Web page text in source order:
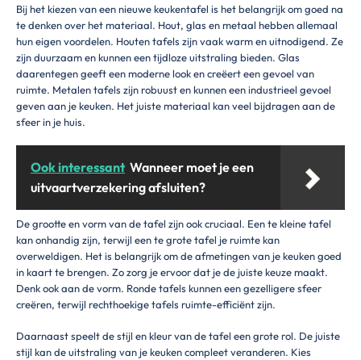
Bij het kiezen van een nieuwe keukentafel is het belangrijk om goed na
te denken over het materiaal. Hout, glas en metaal hebben allemaal
hun eigen voordelen. Houten tafels zijn vaak warm en uitnodigend. Ze
zijn duurzaam en kunnen een tijdloze uitstraling bieden. Glas
daarentegen geeft een moderne look en creëert een gevoel van
ruimte. Metalen tafels zijn robuust en kunnen een industrieel gevoel
geven aan je keuken. Het juiste materiaal kan veel bijdragen aan de
sfeer in je huis.
Ook interessant Wanneer moet je een
uitvaartverzekering afsluiten?
De grootte en vorm van de tafel zijn ook cruciaal. Een te kleine tafel
kan onhandig zijn, terwijl een te grote tafel je ruimte kan
overweldigen. Het is belangrijk om de afmetingen van je keuken goed
in kaart te brengen. Zo zorg je ervoor dat je de juiste keuze maakt.
Denk ook aan de vorm. Ronde tafels kunnen een gezelligere sfeer
creëren, terwijl rechthoekige tafels ruimte-efficiënt zijn.
Daarnaast speelt de stijl en kleur van de tafel een grote rol. De juiste
stijl kan de uitstraling van je keuken compleet veranderen. Kies